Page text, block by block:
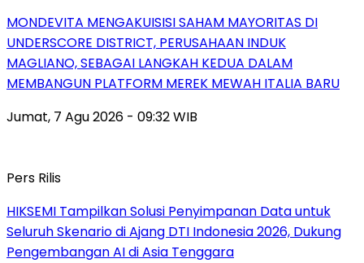
MONDEVITA MENGAKUISISI SAHAM MAYORITAS DI
UNDERSCORE DISTRICT, PERUSAHAAN INDUK
MAGLIANO, SEBAGAI LANGKAH KEDUA DALAM
MEMBANGUN PLATFORM MEREK MEWAH ITALIA BARU
Jumat, 7 Agu 2026 - 09:32 WIB
Pers Rilis
HIKSEMI Tampilkan Solusi Penyimpanan Data untuk
Seluruh Skenario di Ajang DTI Indonesia 2026, Dukung
Pengembangan AI di Asia Tenggara